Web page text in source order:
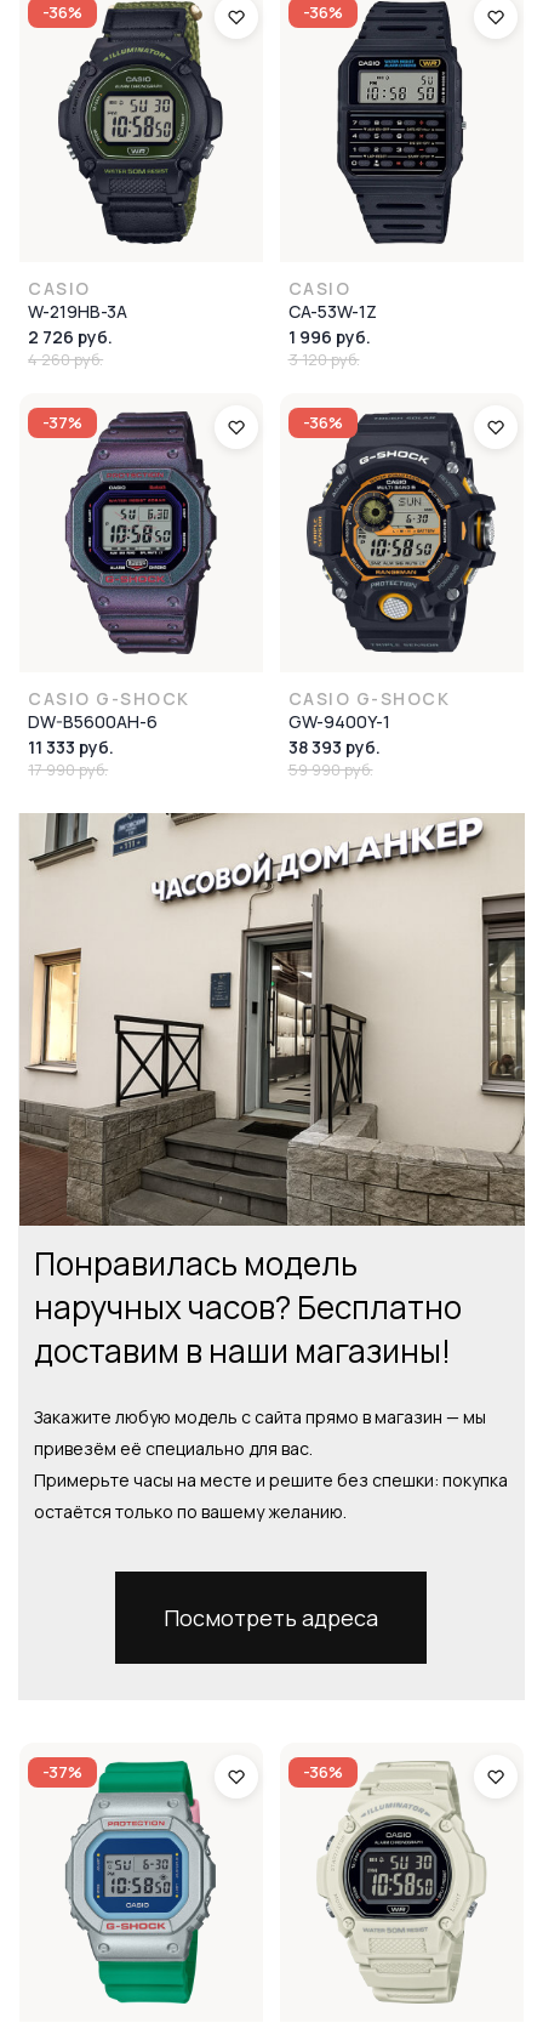
-36%
CASIO
W-219HB-3A
2 726 руб.
4 260 руб.
-36%
CASIO
CA-53W-1Z
1 996 руб.
3 120 руб.
-37%
CASIO G-SHOCK
DW-B5600AH-6
11 333 руб.
17 990 руб.
-36%
CASIO G-SHOCK
GW-9400Y-1
38 393 руб.
59 990 руб.
Понравилась модель
наручных часов? Бесплатно
доставим в наши магазины!
Закажите любую модель с сайта прямо в магазин — мы
привезём её специально для вас.
Примерьте часы на месте и решите без спешки: покупка
остаётся только по вашему желанию.
Посмотреть адреса
-37% -36%